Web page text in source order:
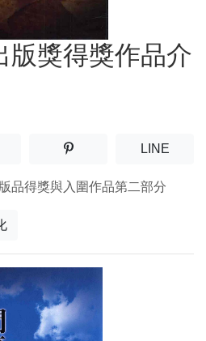
版獎得獎作品介
至facebook(另開新視窗)
分享至噗浪(另開新視窗)
LINE(另開
品得獎與入圍作品第二部分